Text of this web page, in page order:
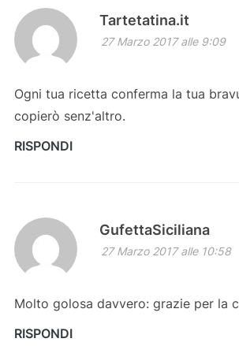
Tartetatina.it
27 Marzo 2017 alle 9:09
Ogni tua ricetta conferma la tua
copierò senz'altro.
RISPONDI
GufettaSiciliana
27 Marzo 2017 alle 10:58
Molto golosa davvero: grazie per la
RISPONDI